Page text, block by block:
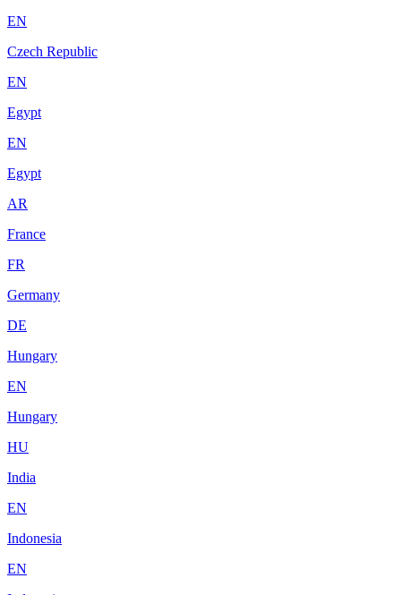
EN
Czech Republic
EN
Egypt
EN
Egypt
AR
France
FR
Germany
DE
Hungary
EN
Hungary
HU
India
EN
Indonesia
EN